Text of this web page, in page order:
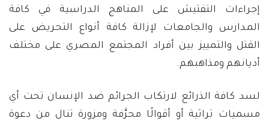
إجراءات التفتيش على المناهج الدراسية في كافة
المدارس والجامعات لإزالة كافة أنواع التحريض على
القتل والتمييز بين أفراد المجتمع المصري على مختلف
أديانهم ومذاهبهم.
لسد كافة الذرائع لارتكاب الجرائم ضد الإنسان تحت أي
مسميات تراثية أو أقوالًا محرَّفة ومزورة تنال من دعوة